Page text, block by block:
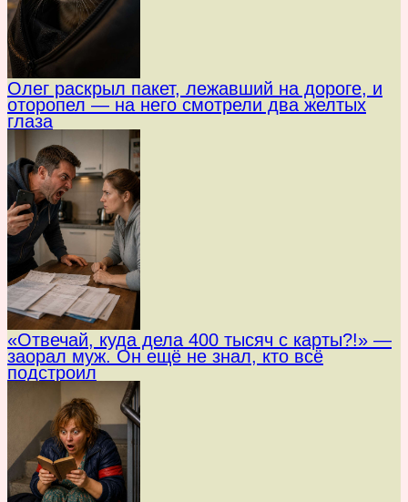
Олег раскрыл пакет, лежавший на дороге, и
оторопел — на него смотрели два желтых
глаза
«Отвечай, куда дела 400 тысяч с карты?!» —
заорал муж. Он ещё не знал, кто всё
подстроил